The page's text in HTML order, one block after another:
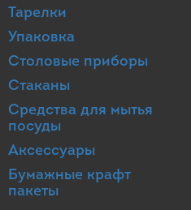
Тарелки
Упаковка
Столовые приборы
Стаканы
Средства для мытья
посуды
Аксессуары
Бумажные крафт
пакеты